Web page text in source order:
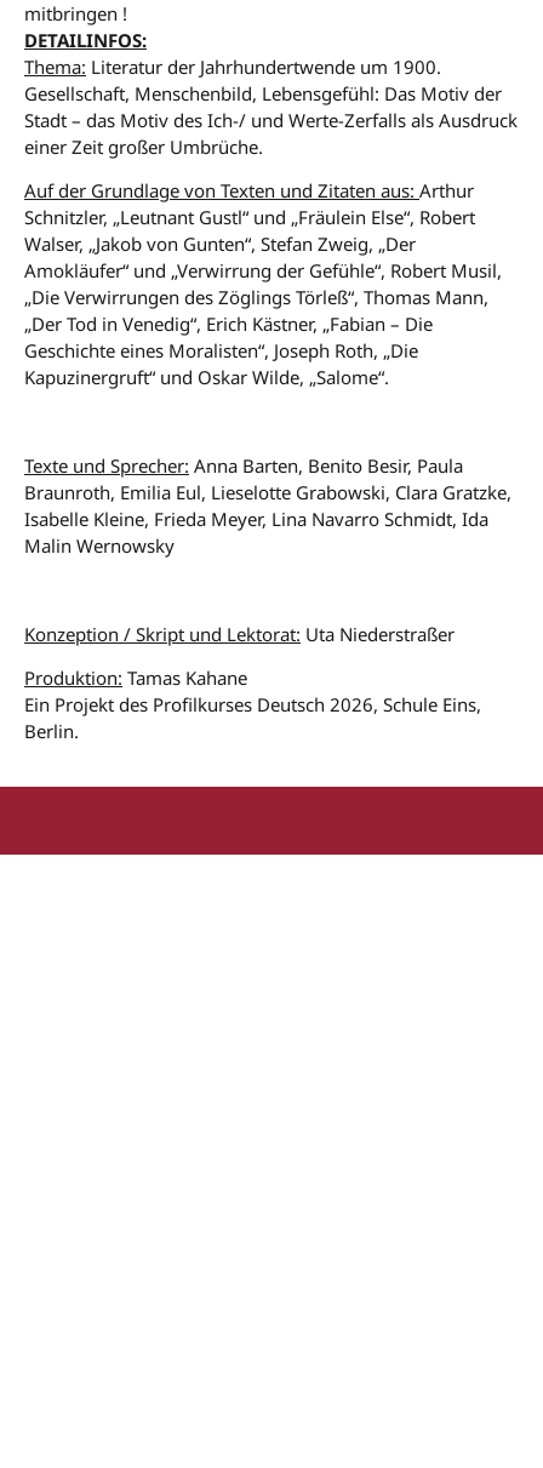
mitbringen !
DETAILINFOS:
Thema: Literatur der Jahrhundertwende um 1900.
Gesellschaft, Menschenbild, Lebensgefühl: Das Motiv der
Stadt – das Motiv des Ich-/ und Werte-Zerfalls als Ausdruck
einer Zeit großer Umbrüche.
Auf der Grundlage von Texten und Zitaten aus: Arthur
Schnitzler, „Leutnant Gustl“ und „Fräulein Else“, Robert
Walser, „Jakob von Gunten“, Stefan Zweig, „Der
Amokläufer“ und „Verwirrung der Gefühle“, Robert Musil,
„Die Verwirrungen des Zöglings Törleß“, Thomas Mann,
„Der Tod in Venedig“, Erich Kästner, „Fabian – Die
Geschichte eines Moralisten“, Joseph Roth, „Die
Kapuzinergruft“ und Oskar Wilde, „Salome“.
Texte und Sprecher: Anna Barten, Benito Besir, Paula
Braunroth, Emilia Eul, Lieselotte Grabowski, Clara Gratzke,
Isabelle Kleine, Frieda Meyer, Lina Navarro Schmidt, Ida
Malin Wernowsky
Konzeption / Skript und Lektorat: Uta Niederstraßer
Produktion: Tamas Kahane
Ein Projekt des Profilkurses Deutsch 2026, Schule Eins,
Berlin.